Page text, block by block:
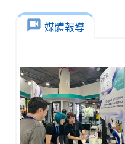
voice_chat 媒體報導